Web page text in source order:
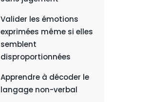
Valider les émotions
exprimées même si elles
semblent
disproportionnées
Apprendre à décoder le
langage non-verbal